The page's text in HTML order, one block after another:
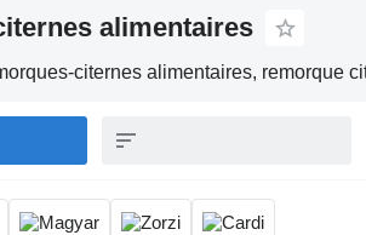
alimentaires
citernes alimentaires, remorque